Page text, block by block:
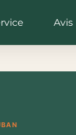
Avis